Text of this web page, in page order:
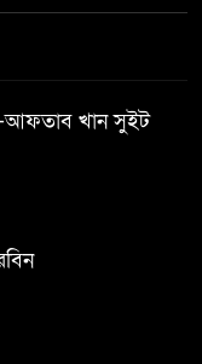
প্রদর্শন
‘জুলাই
আফতাব খান সুইট